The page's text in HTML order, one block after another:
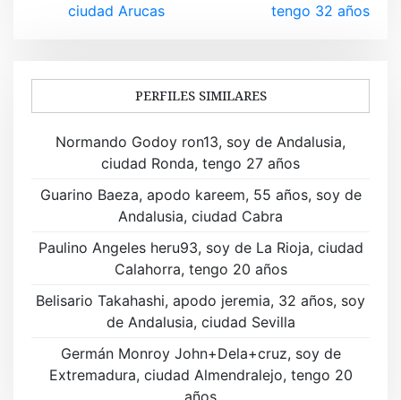
ó
n
e
ciudad Arucas
tengo 32 años
PERFILES SIMILARES
Normando Godoy ron13, soy de Andalusia,
ciudad Ronda, tengo 27 años
Guarino Baeza, apodo kareem, 55 años, soy de
Andalusia, ciudad Cabra
Paulino Angeles heru93, soy de La Rioja, ciudad
Calahorra, tengo 20 años
Belisario Takahashi, apodo jeremia, 32 años, soy
de Andalusia, ciudad Sevilla
Germán Monroy John+Dela+cruz, soy de
Extremadura, ciudad Almendralejo, tengo 20